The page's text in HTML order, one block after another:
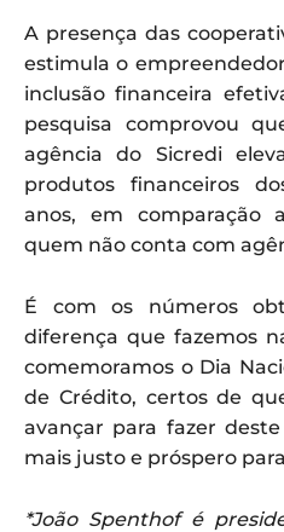
A presença das
estimula o
inclusão financeira
pesquisa comprovou
agência do Sicredi
produtos financeiros
anos, em comparação
quem não conta com
É com os números
diferença que fazemos
comemoramos o Dia
de Crédito, certos de
avançar para fazer
mais justo e próspero
*João Spenthof é